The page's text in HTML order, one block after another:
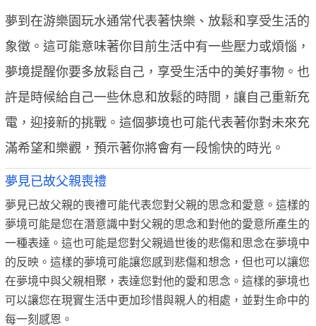
夢到在游樂園玩水通常代表著快樂、放鬆和享受生活的
象徵。這可能意味著你目前生活中有一些壓力或煩惱，
夢境提醒你要多放鬆自己，享受生活中的美好事物。也
許是時候給自己一些休息和放鬆的時間，讓自己重新充
電，迎接新的挑戰。這個夢境也可能代表著你對未來充
滿希望和樂觀，預示著你將會有一段愉快的時光。
夢見已故父親喪禮
夢見已故父親的喪禮可能代表您對父親的思念和愛意。這樣的
夢境可能是您在潛意識中對父親的思念和對他的愛意所產生的
一種表達。這也可能是您對父親過世後的悲傷和思念在夢境中
的反映。這樣的夢境可能讓您感到悲傷和想念，但也可以讓您
在夢境中與父親相聚，表達您對他的愛和思念。這樣的夢境也
可以讓您在現實生活中更加珍惜與親人的相處，並對生命中的
每一刻感恩。